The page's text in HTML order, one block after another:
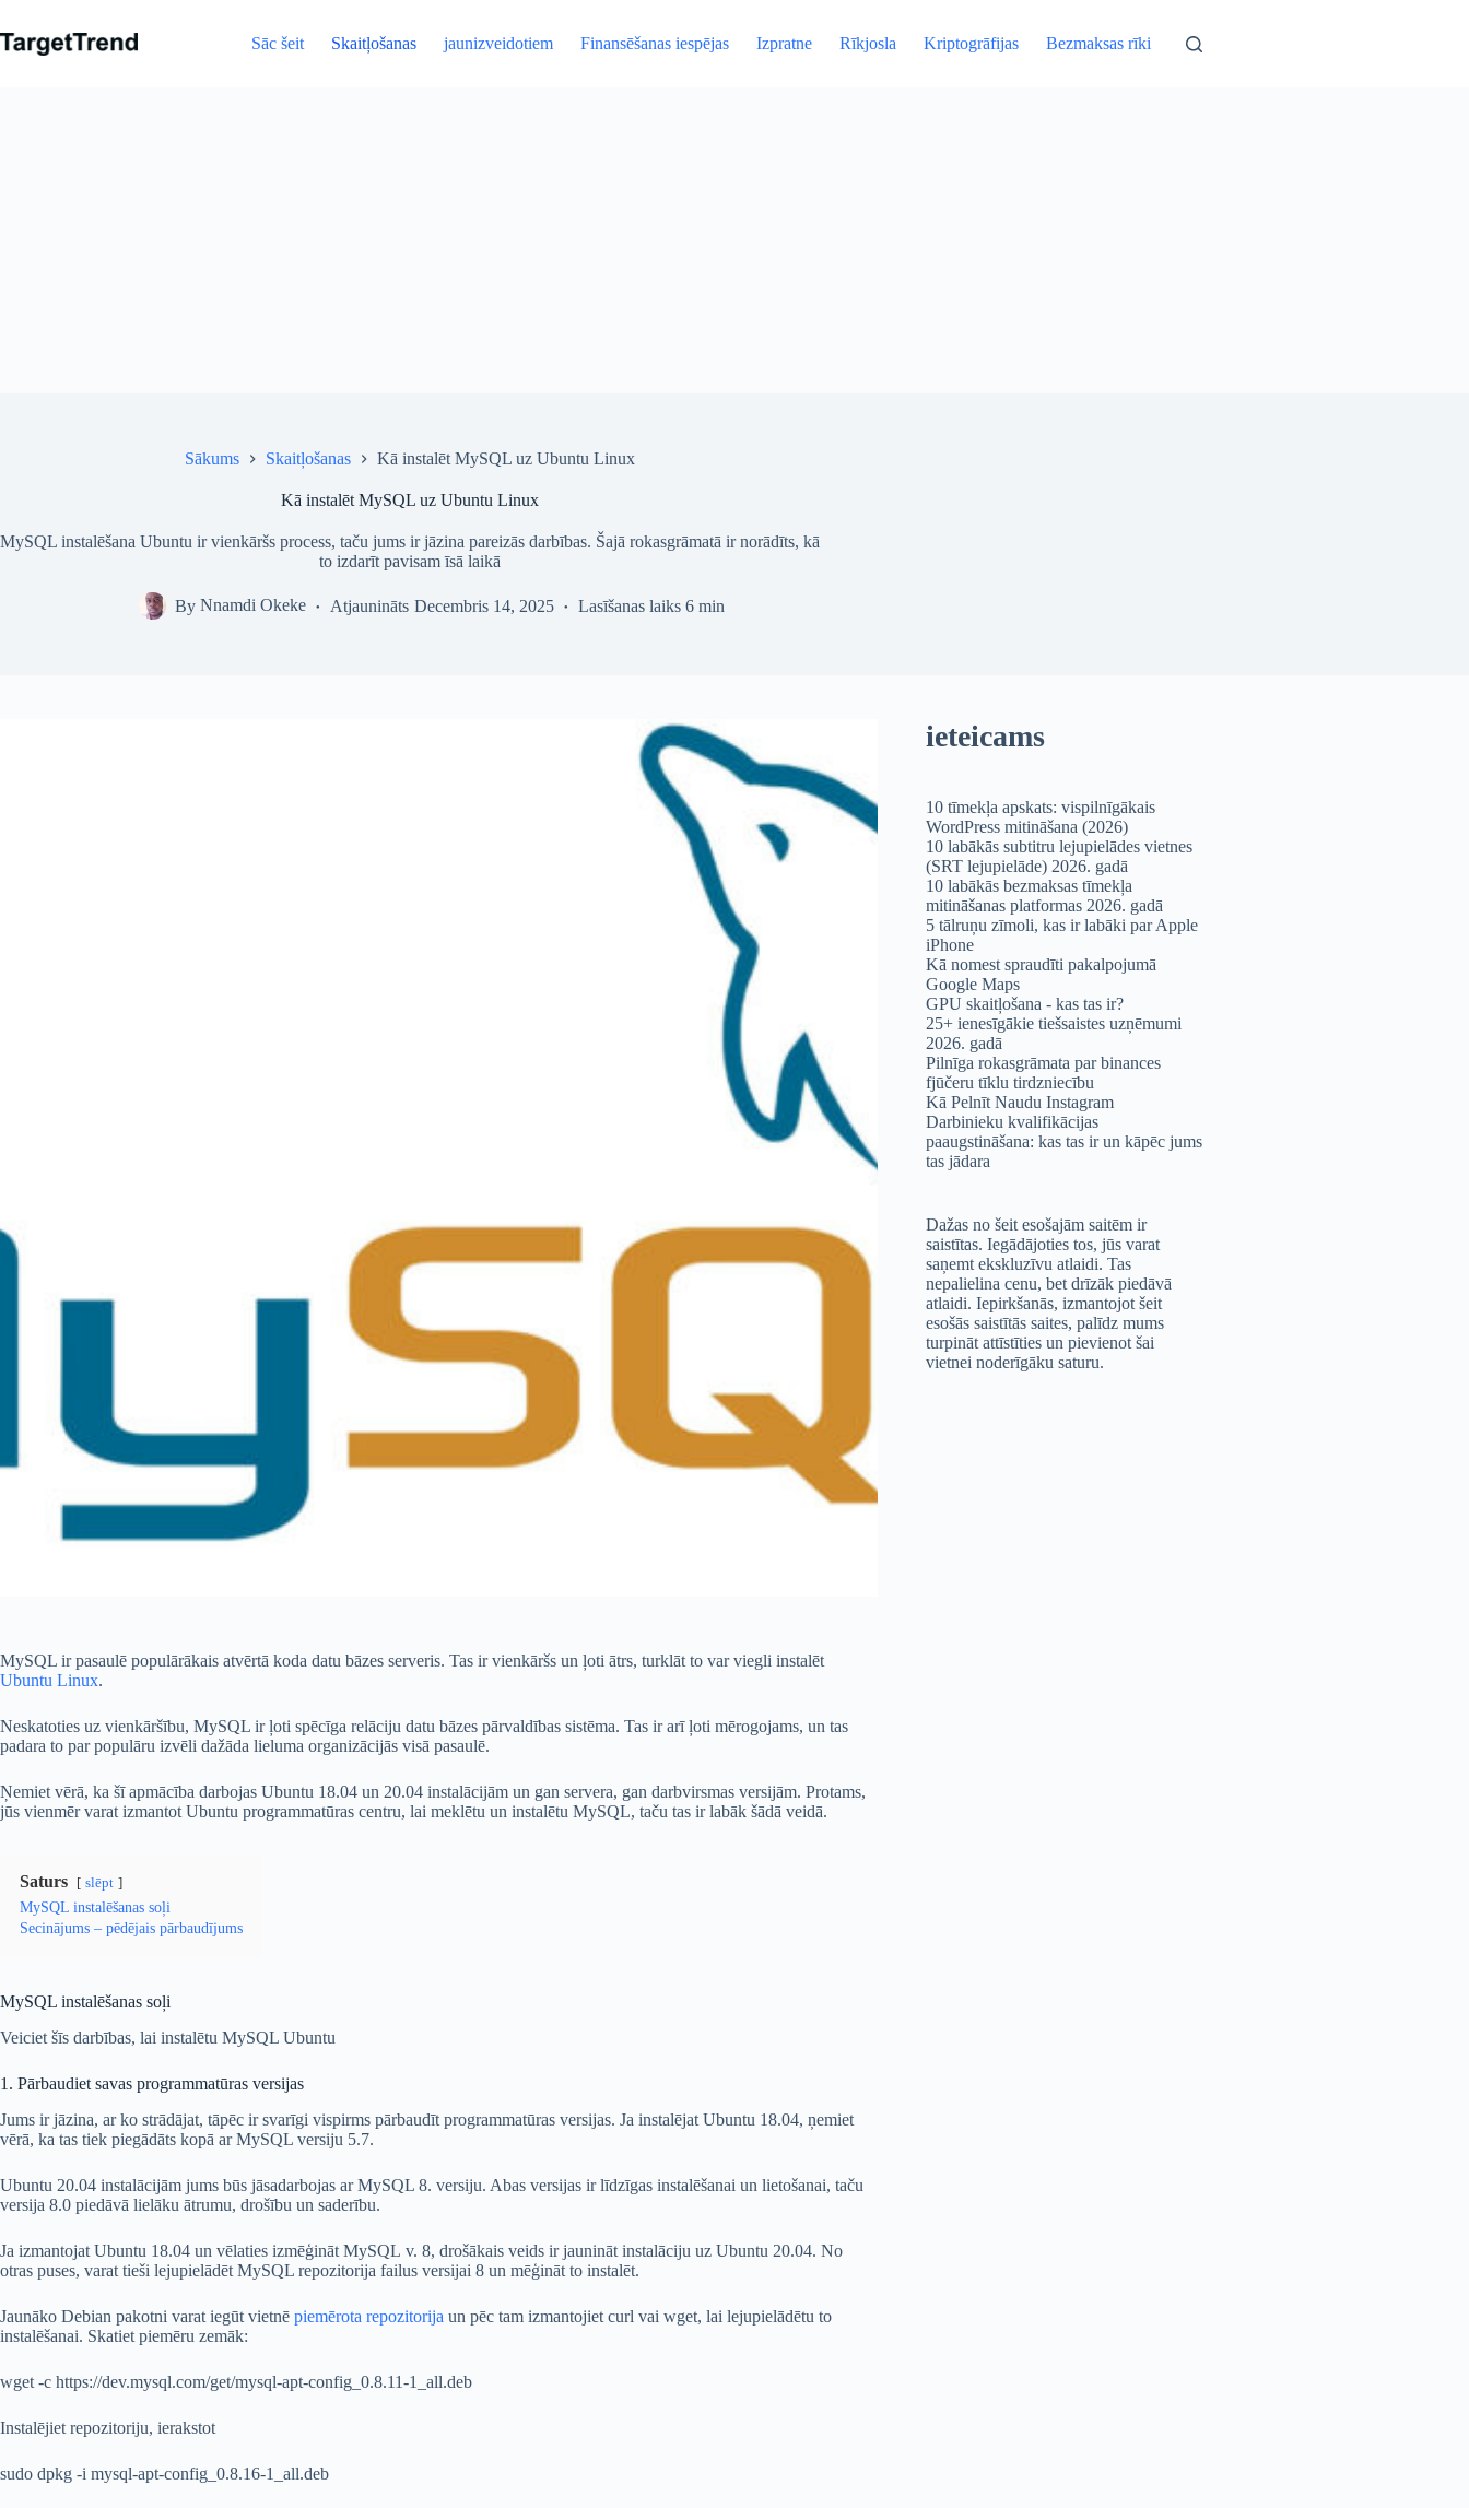
saturu
Sāc šeit Skaitļošanas jaunizveidotiem Finansēšanas iespējas Izpratne Rīkjosla Kriptogrāfijas Bezmaksas rīki
Sākums Skaitļošanas Kā instalēt MySQL uz Ubuntu Linux
Kā instalēt MySQL uz Ubuntu Linux
MySQL instalēšana Ubuntu ir vienkāršs process, taču jums ir jāzina pareizās darbības. Šajā rokasgrāmatā ir norādīts, kā
to izdarīt pavisam īsā laikā
By Nnamdi Okeke Atjaunināts Decembris 14, 2025 Lasīšanas laiks 6 min
MySQL ir pasaulē populārākais atvērtā koda datu bāzes serveris. Tas ir vienkāršs un ļoti ātrs, turklāt to var viegli instalēt
Ubuntu Linux.
Neskatoties uz vienkāršību, MySQL ir ļoti spēcīga relāciju datu bāzes pārvaldības sistēma. Tas ir arī ļoti mērogojams, un tas
padara to par populāru izvēli dažāda lieluma organizācijās visā pasaulē.
Ņemiet vērā, ka šī apmācība darbojas Ubuntu 18.04 un 20.04 instalācijām un gan servera, gan darbvirsmas versijām. Protams,
jūs vienmēr varat izmantot Ubuntu programmatūras centru, lai meklētu un instalētu MySQL, taču tas ir labāk šādā veidā.
Saturs slēpt
MySQL instalēšanas soļi
Secinājums – pēdējais pārbaudījums
MySQL instalēšanas soļi
Veiciet šīs darbības, lai instalētu MySQL Ubuntu
1. Pārbaudiet savas programmatūras versijas
Jums ir jāzina, ar ko strādājat, tāpēc ir svarīgi vispirms pārbaudīt programmatūras versijas. Ja instalējat Ubuntu 18.04, ņemiet
vērā, ka tas tiek piegādāts kopā ar MySQL versiju 5.7.
Ubuntu 20.04 instalācijām jums būs jāsadarbojas ar MySQL 8. versiju. Abas versijas ir līdzīgas instalēšanai un lietošanai, taču
versija 8.0 piedāvā lielāku ātrumu, drošību un saderību.
Ja izmantojat Ubuntu 18.04 un vēlaties izmēģināt MySQL v. 8, drošākais veids ir jaunināt instalāciju uz Ubuntu 20.04. No
otras puses, varat tieši lejupielādēt MySQL repozitorija failus versijai 8 un mēģināt to instalēt.
Jaunāko Debian pakotni varat iegūt vietnē piemērota repozitorija un pēc tam izmantojiet curl vai wget, lai lejupielādētu to
instalēšanai. Skatiet piemēru zemāk:
wget -c https://dev.mysql.com/get/mysql-apt-config_0.8.11-1_all.deb
Instalējiet repozitoriju, ierakstot
sudo dpkg -i mysql-apt-config_0.8.16-1_all.deb
ieteicams
10 tīmekļa apskats: vispilnīgākais
WordPress mitināšana (2026)
10 labākās subtitru lejupielādes vietnes
(SRT lejupielāde) 2026. gadā
10 labākās bezmaksas tīmekļa
mitināšanas platformas 2026. gadā
5 tālruņu zīmoli, kas ir labāki par Apple
iPhone
Kā nomest spraudīti pakalpojumā
Google Maps
GPU skaitļošana - kas tas ir?
25+ ienesīgākie tiešsaistes uzņēmumi
2026. gadā
Pilnīga rokasgrāmata par binances
fjūčeru tīklu tirdzniecību
Kā Pelnīt Naudu Instagram
Darbinieku kvalifikācijas
paaugstināšana: kas tas ir un kāpēc jums
tas jādara
Dažas no šeit esošajām saitēm ir
saistītas. Iegādājoties tos, jūs varat
saņemt ekskluzīvu atlaidi. Tas
nepalielina cenu, bet drīzāk piedāvā
atlaidi. Iepirkšanās, izmantojot šeit
esošās saistītās saites, palīdz mums
turpināt attīstīties un pievienot šai
vietnei noderīgāku saturu.